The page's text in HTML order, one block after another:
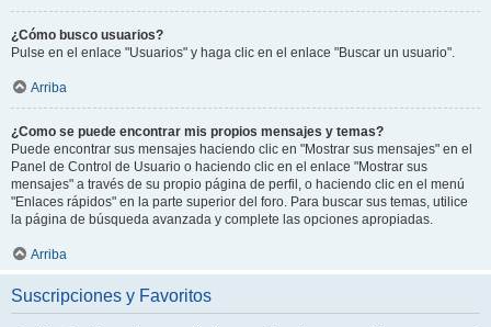
¿Cómo busco usuarios?
Pulse en el enlace "Usuarios" y haga clic en el enlace "Buscar un usuario".
Arriba
¿Como se puede encontrar mis propios mensajes y temas?
Puede encontrar sus mensajes haciendo clic en "Mostrar sus mensajes" en el
Panel de Control de Usuario o haciendo clic en el enlace "Mostrar sus
mensajes" a través de su propio página de perfil, o haciendo clic en el menú
"Enlaces rápidos" en la parte superior del foro. Para buscar sus temas, utilice
la página de búsqueda avanzada y complete las opciones apropiadas.
Arriba
Suscripciones y Favoritos